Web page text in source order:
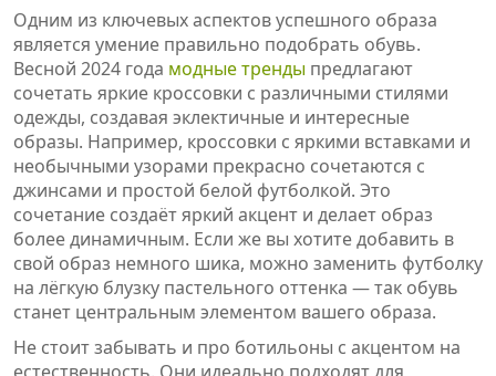
Одним из ключевых аспектов успешного образа
является умение правильно подобрать обувь.
Весной 2024 года модные тренды предлагают
сочетать яркие кроссовки с различными стилями
одежды, создавая эклектичные и интересные
образы. Например, кроссовки с яркими вставками и
необычными узорами прекрасно сочетаются с
джинсами и простой белой футболкой. Это
сочетание создаёт яркий акцент и делает образ
более динамичным. Если же вы хотите добавить в
свой образ немного шика, можно заменить футболку
на лёгкую блузку пастельного оттенка — так обувь
станет центральным элементом вашего образа.
Не стоит забывать и про ботильоны с акцентом на
естественность. Они идеально подходят для